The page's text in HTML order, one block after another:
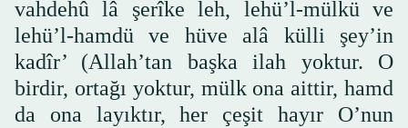
vahdehû lâ şerîke leh, lehü’l-mülkü ve
lehü’l-hamdü ve hüve alâ külli şey’in
kadîr’ (Allah’tan başka ilah yoktur. O
birdir, ortağı yoktur, mülk ona aittir, hamd
da ona layıktır, her çeşit hayır O’nun